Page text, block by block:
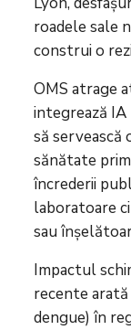
roadele sale
construi o
OMS atrage
integrează IA
să servească
sănătate
încrederii
laboratoare
sau
Impactul
recente
dengue) în